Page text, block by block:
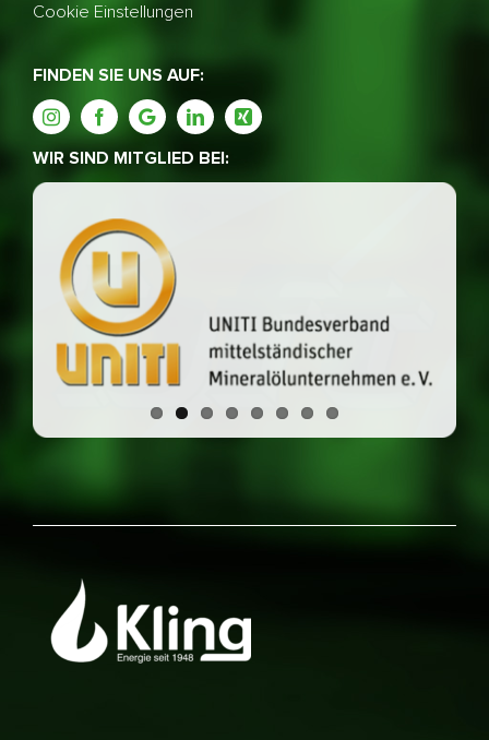
Cookie Einstellungen
FINDEN SIE UNS AUF:
WIR SIND MITGLIED BEI: